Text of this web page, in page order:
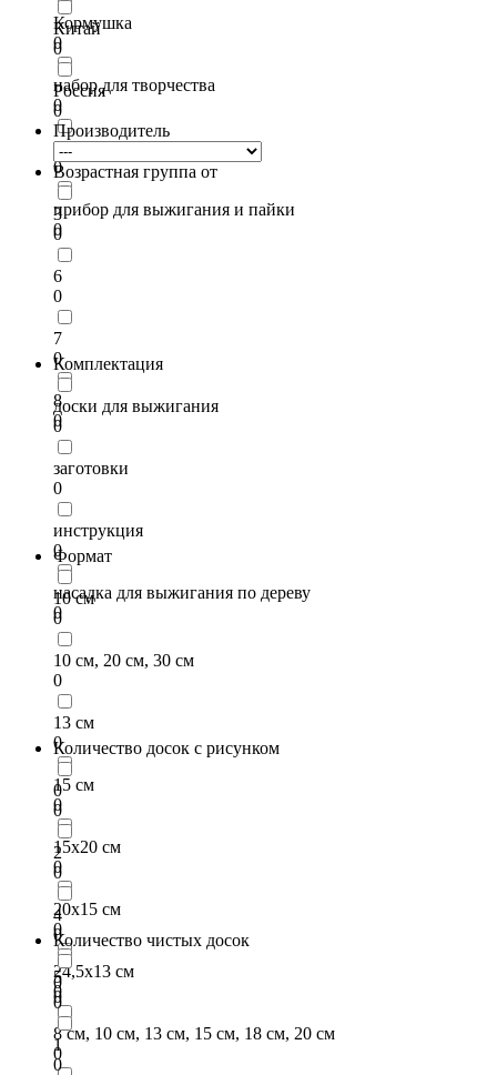
Кормушка
0
набор для творчества
0
прибор для выжигания
0
прибор для выжигания и пайки
0
Китай
0
Россия
0
Производитель
Возрастная группа от
3
0
6
0
7
0
8
0
Комплектация
доски для выжигания
0
заготовки
0
инструкция
0
насадка для выжигания по дереву
0
Формат
10 см
0
10 см, 20 см, 30 см
0
13 см
0
15 см
0
15х20 см
0
20х15 см
0
24,5х13 см
0
8 см, 10 см, 13 см, 15 см, 18 см, 20 см
0
Количество досок с рисунком
0
0
2
0
4
0
5
0
Количество чистых досок
0
0
1
0